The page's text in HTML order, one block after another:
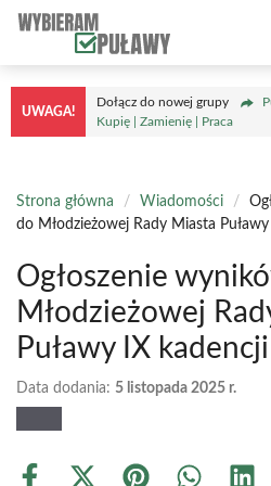
Przejdź
treści
UWAGA!
Dołącz do nowej grupy
Kupię | Zamienię | Praca
Strona główna / Wiadomości /
do Młodzieżowej Rady Miasta
Ogłoszenie
Młodzieżowej
Puławy IX kadencji
Data dodania: 5 listopada 2025 r.